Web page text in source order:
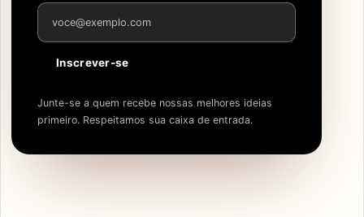
Endereço de e-mail
Inscrever-se
Junte-se a quem recebe nossas melhores ideias
primeiro. Respeitamos sua caixa de entrada.